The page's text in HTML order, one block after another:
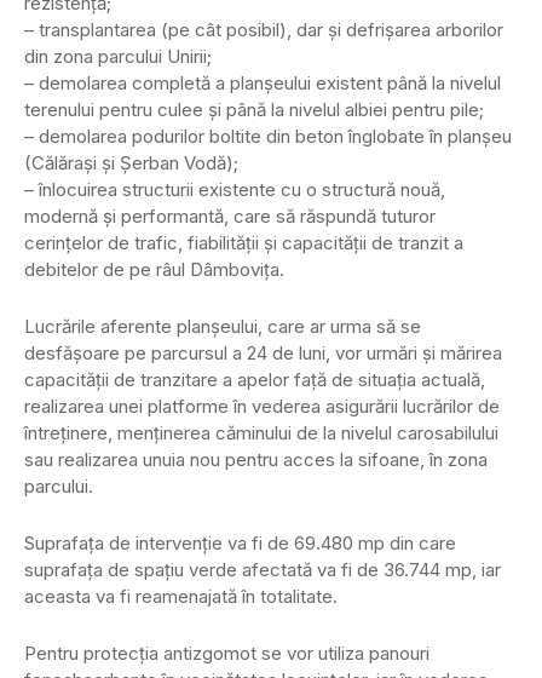
– transplantarea (pe cât posibil), dar și defrișarea arborilor
din zona parcului Unirii;
– demolarea completă a planșeului existent până la nivelul
terenului pentru culee și până la nivelul albiei pentru pile;
– demolarea podurilor boltite din beton înglobate în planșeu
(Călărași și Șerban Vodă);
– înlocuirea structurii existente cu o structură nouă,
modernă și performantă, care să răspundă tuturor
cerințelor de trafic, fiabilității și capacității de tranzit a
debitelor de pe râul Dâmbovița.
Lucrările aferente planşeului, care ar urma să se
desfășoare pe parcursul a 24 de luni, vor urmări și mărirea
capacității de tranzitare a apelor față de situația actuală,
realizarea unei platforme în vederea asigurării lucrărilor de
întreținere, menținerea căminului de la nivelul carosabilului
sau realizarea unuia nou pentru acces la sifoane, în zona
parcului.
Suprafața de intervenție va fi de 69.480 mp din care
suprafața de spațiu verde afectată va fi de 36.744 mp, iar
aceasta va fi reamenajată în totalitate.
Pentru protecția antizgomot se vor utiliza panouri